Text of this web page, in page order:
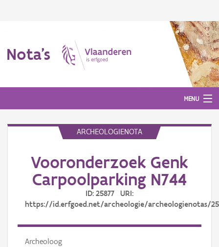
Nota's
MENU
Aanmelden
ARCHEOLOGIENOTA
Vooronderzoek Genk
Carpoolparking N744
ID: 25877 URI:
https://id.erfgoed.net/archeologie/archeologienotas/
Archeoloog